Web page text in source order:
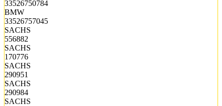
33526750784
BMW
33526757045
SACHS
556882
SACHS
170776
SACHS
290951
SACHS
290984
SACHS